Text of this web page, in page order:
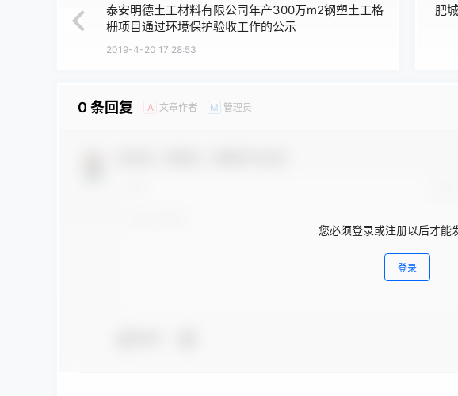
泰安明德土工材料有限公司年产300万m2钢塑土工格
栅项目通过环境保护验收工作的公示
2019-4-20 17:28:53
肥
0 条回复 A 文章作者 M 管理员
您必须登录或注册以后才能
登录